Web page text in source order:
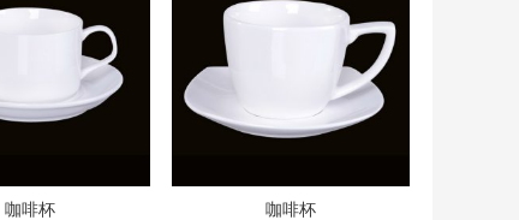
咖啡杯 咖啡杯